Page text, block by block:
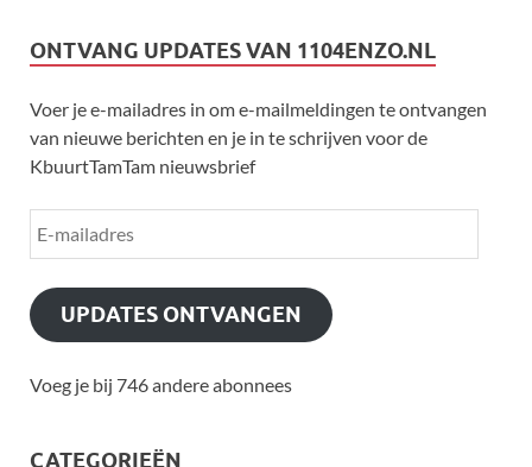
ONTVANG UPDATES VAN 1104ENZO.NL
Voer je e-mailadres in om e-mailmeldingen te ontvangen
van nieuwe berichten en je in te schrijven voor de
KbuurtTamTam nieuwsbrief
UPDATES ONTVANGEN
Voeg je bij 746 andere abonnees
CATEGORIEËN